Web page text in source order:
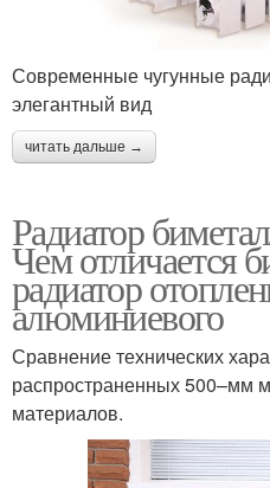
Современные чугунные
элегантный вид
читать дальше →
Радиатор
Чем отличается
радиатор
алюминиевого
Сравнение технических
распространенных 500–мм
материалов.